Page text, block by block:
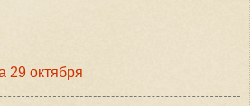
29 октября